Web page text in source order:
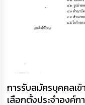
การรับสมัครบุคคลเข้
เลือกตั้งประจำองค์ก